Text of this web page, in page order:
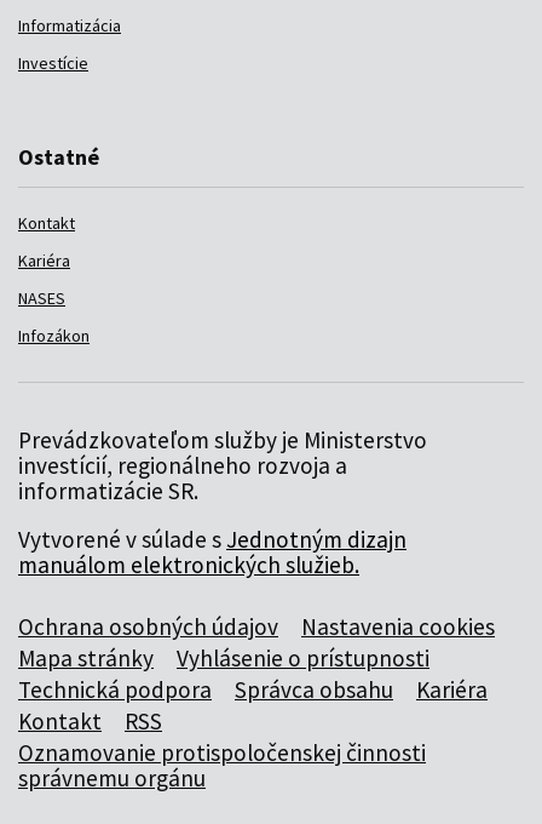
Informatizácia
Investície
Ostatné
Kontakt
Kariéra
NASES
Infozákon
Prevádzkovateľom služby je Ministerstvo
investícií, regionálneho rozvoja a
informatizácie SR.
Vytvorené v súlade s Jednotným dizajn
manuálom elektronických služieb.
Ochrana osobných údajov
Nastavenia cookies
Mapa stránky
Vyhlásenie o prístupnosti
Technická podpora
Správca obsahu
Kariéra
Kontakt
RSS
Oznamovanie protispoločenskej činnosti
správnemu orgánu